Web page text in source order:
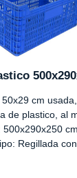
cm
de plastico, al
Regillada con